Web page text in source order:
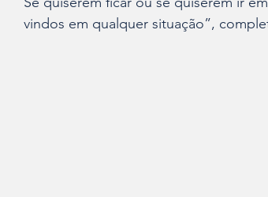
vindos em qualquer situação”,